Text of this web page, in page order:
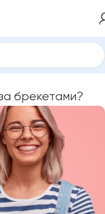
брекетами?